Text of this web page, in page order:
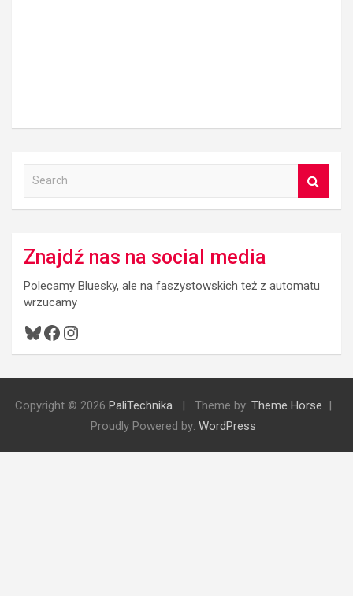
h
Znajdź nas na social media
Polecamy Bluesky, ale na faszystowskich też z automatu
wrzucamy
Bluesky
Facebook
Instagram
Copyright © 2026 PaliTechnika Theme by: Theme Horse
Proudly Powered by: WordPress